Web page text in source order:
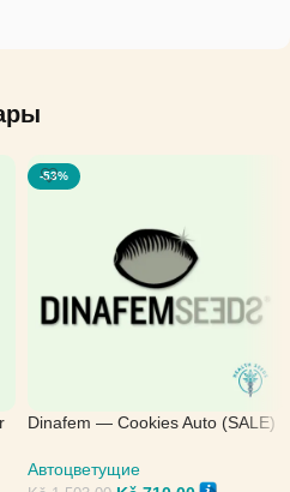
-53%
Dinafem — Cookies Auto (SALE)
Автоцветущие